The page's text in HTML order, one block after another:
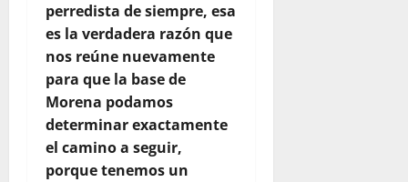
perredista de siempre, esa
es la verdadera razón que
nos reúne nuevamente
para que la base de
Morena podamos
determinar exactamente
el camino a seguir,
porque tenemos un